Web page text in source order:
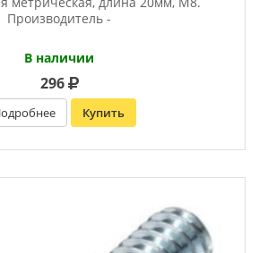
Производитель -
В наличии
296
Купить